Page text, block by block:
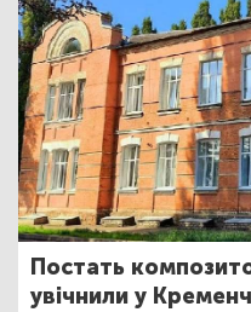
Постать
увічнили у